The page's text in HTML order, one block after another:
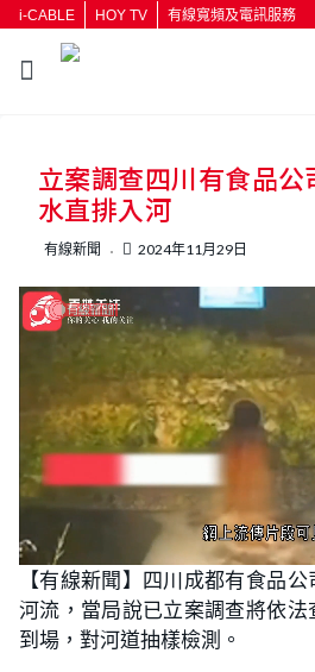
i-CABLE HOY TV 有線寬頻及電訊服務
按輸入鍵開始搜
立案調查四川有食品公
水直排入河
有線新聞 2024年11月29日
n
m
t
e
o
a
d
e
d
:
3
【有線新聞】四川成都有食品
河流，當局說已立案調查將依
到場，對河道抽樣檢測。